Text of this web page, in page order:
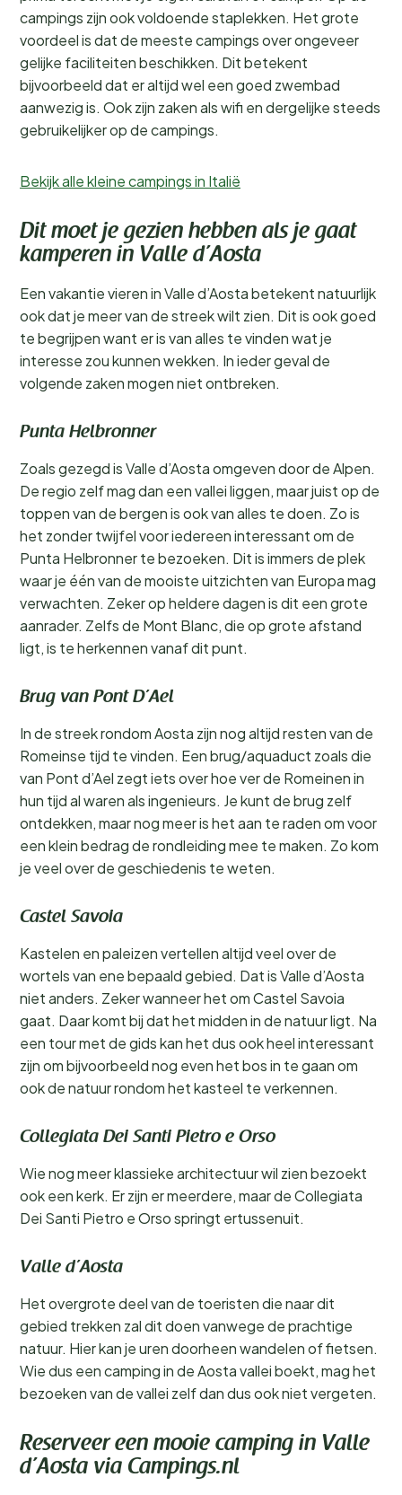
campings zijn ook voldoende staplekken. Het grote
voordeel is dat de meeste campings over ongeveer
gelijke faciliteiten beschikken. Dit betekent
bijvoorbeeld dat er altijd wel een goed zwembad
aanwezig is. Ook zijn zaken als wifi en dergelijke steeds
gebruikelijker op de campings.
Bekijk alle kleine campings in Italië
Dit moet je gezien hebben als je gaat
kamperen in Valle d’Aosta
Een vakantie vieren in Valle d’Aosta betekent natuurlijk
ook dat je meer van de streek wilt zien. Dit is ook goed
te begrijpen want er is van alles te vinden wat je
interesse zou kunnen wekken. In ieder geval de
volgende zaken mogen niet ontbreken.
Punta Helbronner
Zoals gezegd is Valle d’Aosta omgeven door de Alpen.
De regio zelf mag dan een vallei liggen, maar juist op de
toppen van de bergen is ook van alles te doen. Zo is
het zonder twijfel voor iedereen interessant om de
Punta Helbronner te bezoeken. Dit is immers de plek
waar je één van de mooiste uitzichten van Europa mag
verwachten. Zeker op heldere dagen is dit een grote
aanrader. Zelfs de Mont Blanc, die op grote afstand
ligt, is te herkennen vanaf dit punt.
Brug van Pont D’Ael
In de streek rondom Aosta zijn nog altijd resten van de
Romeinse tijd te vinden. Een brug/aquaduct zoals die
van Pont d’Ael zegt iets over hoe ver de Romeinen in
hun tijd al waren als ingenieurs. Je kunt de brug zelf
ontdekken, maar nog meer is het aan te raden om voor
een klein bedrag de rondleiding mee te maken. Zo kom
je veel over de geschiedenis te weten.
Castel Savoia
Kastelen en paleizen vertellen altijd veel over de
wortels van ene bepaald gebied. Dat is Valle d’Aosta
niet anders. Zeker wanneer het om Castel Savoia
gaat. Daar komt bij dat het midden in de natuur ligt. Na
een tour met de gids kan het dus ook heel interessant
zijn om bijvoorbeeld nog even het bos in te gaan om
ook de natuur rondom het kasteel te verkennen.
Collegiata Dei Santi Pietro e Orso
Wie nog meer klassieke architectuur wil zien bezoekt
ook een kerk. Er zijn er meerdere, maar de Collegiata
Dei Santi Pietro e Orso springt ertussenuit.
Valle d’Aosta
Het overgrote deel van de toeristen die naar dit
gebied trekken zal dit doen vanwege de prachtige
natuur. Hier kan je uren doorheen wandelen of fietsen.
Wie dus een camping in de Aosta vallei boekt, mag het
bezoeken van de vallei zelf dan dus ook niet vergeten.
Reserveer een mooie camping in Valle
d’Aosta via Campings.nl